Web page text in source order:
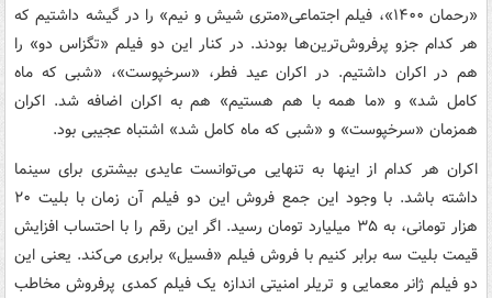
«رحمان ۱۴۰۰»، فیلم اجتماعی«متری شیش و نیم» را در گیشه داشتیم که
هر کدام جزو پرفروش‌ترین‌ها بودند. در کنار این دو فیلم «تگزاس دو» را
هم در اکران داشتیم. در اکران عید فطر، «سرخپوست»، «شبی که ماه
کامل شد» و «ما همه با هم هستیم» هم به اکران اضافه شد. اکران
همزمان «سرخپوست» و «شبی که ماه کامل شد» اشتباه عجیبی بود.
اکران هر کدام از اینها به تنهایی می‌توانست عایدی بیشتری برای سینما
داشته باشد. با وجود این جمع فروش این دو فیلم آن زمان با بلیت ۲۰
هزار تومانی، به ۳۵ میلیارد تومان رسید. اگر این رقم را با احتساب افزایش
قیمت بلیت سه برابر کنیم با فروش فیلم «فسیل» برابری می‌کند. یعنی این
دو فیلم ژانر معمایی و تریلر امنیتی اندازه یک فیلم کمدی پرفروش مخاطب